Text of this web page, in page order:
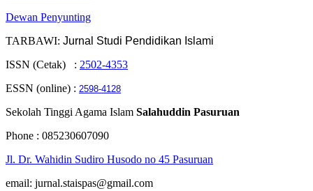
Dewan Penyunting
TARBAWI: Jurnal Studi Pendidikan Islami
ISSN (Cetak) : 2502-4353
ESSN (online) : 2598-4128
Sekolah Tinggi Agama Islam Salahuddin Pasuruan
Phone : 085230607090
Jl. Dr. Wahidin Sudiro Husodo no 45 Pasuruan
email: jurnal.staispas@gmail.com